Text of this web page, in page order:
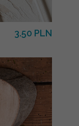
3.50 PLN